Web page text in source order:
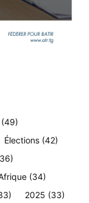
(49)
Élections (42)
(34)
2025 (33)